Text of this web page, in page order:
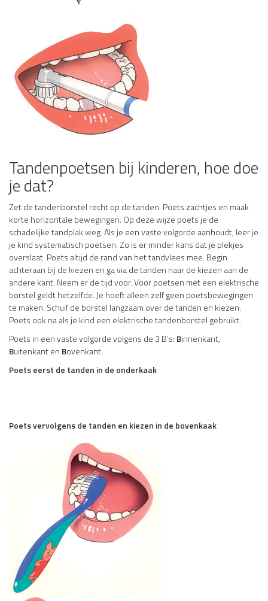
Tandenpoetsen bij kinderen, hoe doe
je dat?
Zet de tandenborstel recht op de tanden. Poets zachtjes en maak
korte horizontale bewegingen. Op deze wijze poets je de
schadelijke tandplak weg. Als je een vaste volgorde aanhoudt, leer je
je kind systematisch poetsen. Zo is er minder kans dat je plekjes
overslaat. Poets altijd de rand van het tandvlees mee. Begin
achteraan bij de kiezen en ga via de tanden naar de kiezen aan de
andere kant. Neem er de tijd voor. Voor poetsen met een elektrische
borstel geldt hetzelfde. Je hoeft alleen zelf geen poetsbewegingen
te maken. Schuif de borstel langzaam over de tanden en kiezen.
Poets ook na als je kind een elektrische tandenborstel gebruikt.
Poets in een vaste volgorde volgens de 3 B’s: Binnenkant,
Buitenkant en Bovenkant.
Poets eerst de tanden in de onderkaak
Poets vervolgens de tanden en kiezen in de bovenkaak